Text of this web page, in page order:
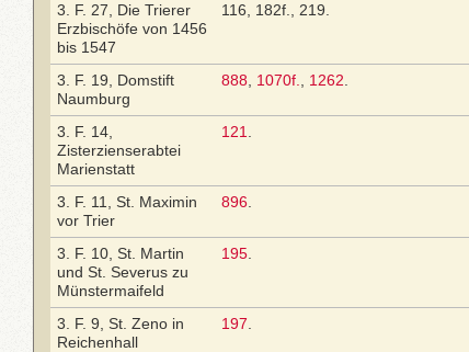
3. F. 27, Die Trierer
Erzbischöfe von 1456
bis 1547
116, 182f., 219.
3. F. 19, Domstift
Naumburg
888 1070f. 1262
3. F. 14,
Zisterzienserabtei
Marienstatt
121
3. F. 11, St. Maximin
vor Trier
896
3. F. 10, St. Martin
und St. Severus zu
Münstermaifeld
195
3. F. 9, St. Zeno in
Reichenhall
197